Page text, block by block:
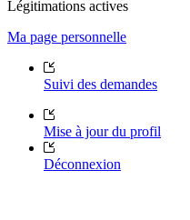
Légitimations actives
Ma page personnelle
Suivi des demandes
Mise à jour du profil
Déconnexion